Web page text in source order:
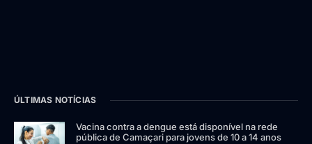
ÚLTIMAS NOTÍCIAS
Vacina contra a dengue está disponível na rede
pública de Camaçari para jovens de 10 a 14 anos